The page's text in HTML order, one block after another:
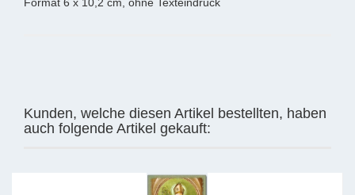
Kunden, welche diesen Artikel bestellten, haben
auch folgende Artikel gekauft: